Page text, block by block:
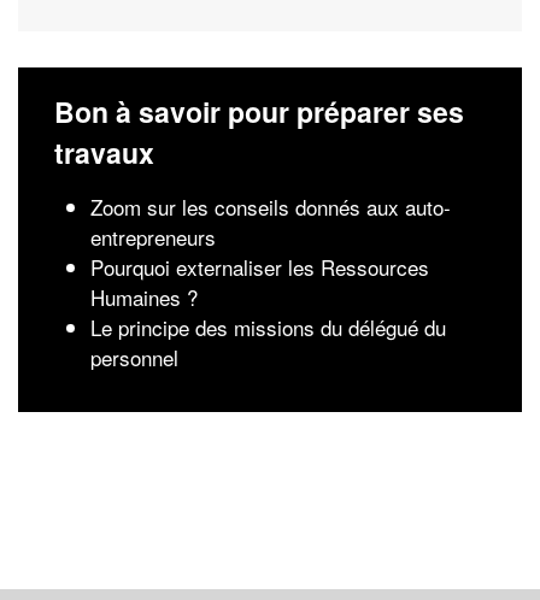
Bon à savoir pour préparer ses
travaux
Zoom sur les conseils donnés aux auto-
entrepreneurs
Pourquoi externaliser les Ressources
Humaines ?
Le principe des missions du délégué du
personnel